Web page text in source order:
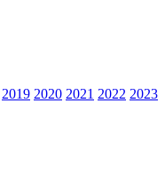
2019 2020 2021 2022 2023